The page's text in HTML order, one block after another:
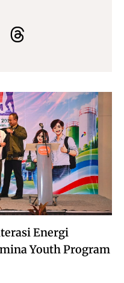
Energi
Youth Program